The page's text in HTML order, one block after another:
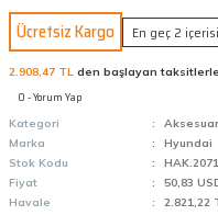
Ücretsiz Kargo En geç 2
2.908,47 TL den başlayan
0 - Yorum Yap
Kategori
Marka
Hyundai
Stok Kodu
Fiyat
50,83
Havale
2.821,22